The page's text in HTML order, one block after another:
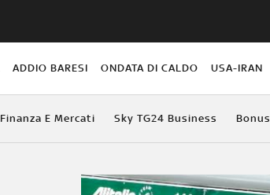
ADDIO BARESI ONDATA DI CALDO USA-IRAN
Finanza E Mercati Sky TG24 Business Bonus